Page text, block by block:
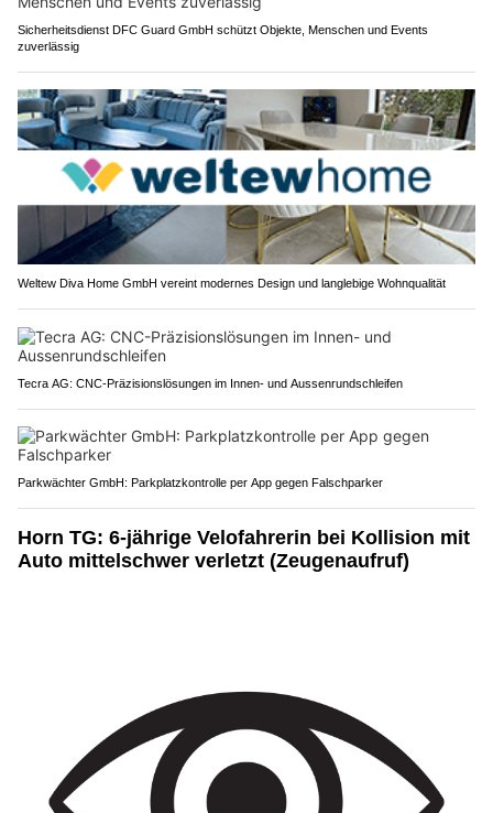
Sicherheitsdienst DFC Guard GmbH schützt Objekte, Menschen und Events
zuverlässig
Weltew Diva Home GmbH vereint modernes Design und langlebige Wohnqualität
Tecra AG: CNC-Präzisionslösungen im Innen- und Aussenrundschleifen
Parkwächter GmbH: Parkplatzkontrolle per App gegen Falschparker
Horn TG: 6-jährige Velofahrerin bei Kollision mit
Auto mittelschwer verletzt (Zeugenaufruf)